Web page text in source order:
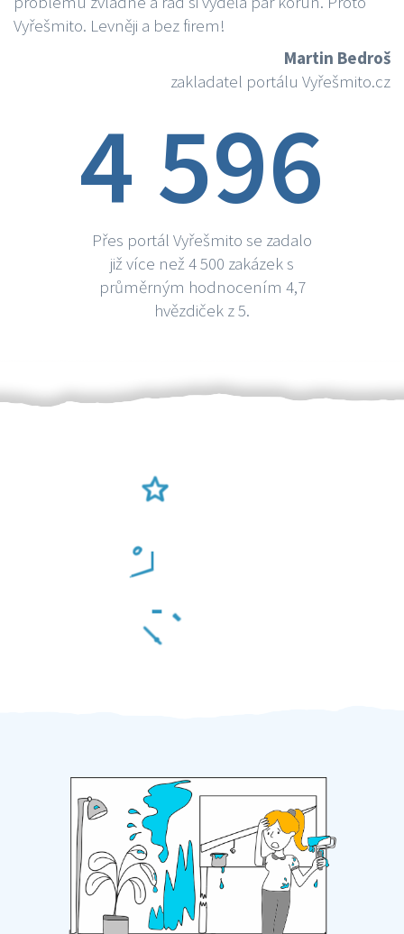
Vyřešmito. Levněji a bez firem!
Martin Bedroš
zakladatel portálu Vyřešmito.cz
4 596
Přes portál Vyřešmito se zadalo
již více než 4 500 zakázek s
průměrným hodnocením 4,7
hvězdiček z 5.